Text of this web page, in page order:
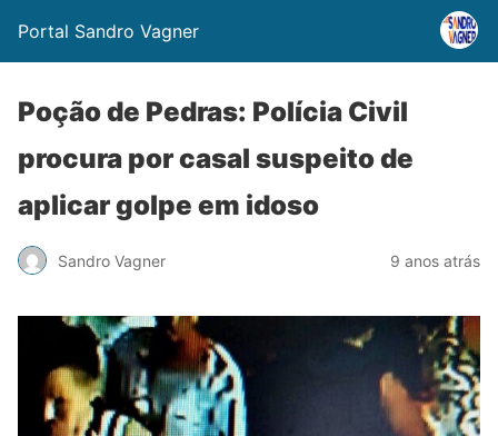
Portal Sandro Vagner
Poção de Pedras: Polícia Civil
procura por casal suspeito de
aplicar golpe em idoso
Sandro Vagner 9 anos atrás